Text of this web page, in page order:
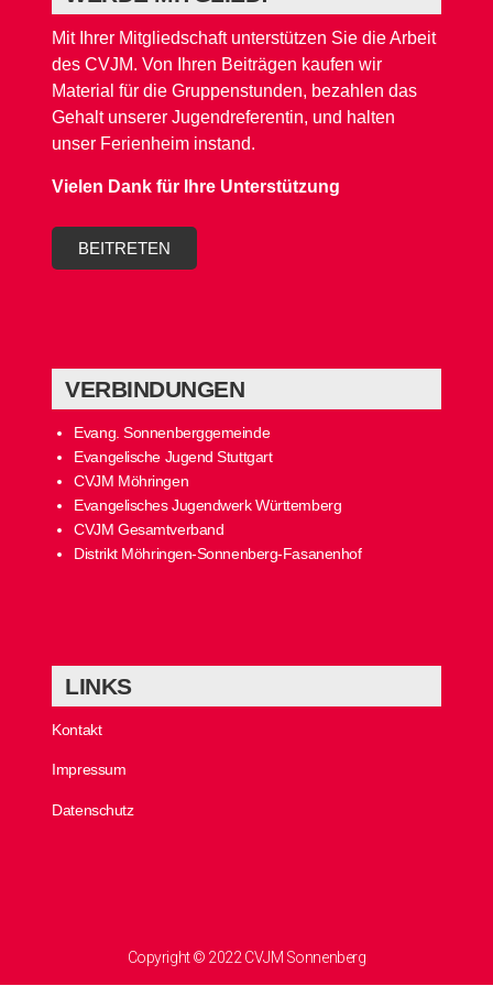
Mit Ihrer Mitgliedschaft unterstützen Sie die Arbeit
des CVJM. Von Ihren Beiträgen kaufen wir
Material für die Gruppenstunden, bezahlen das
Gehalt unserer Jugendreferentin, und halten
unser Ferienheim instand.
Vielen Dank für Ihre Unterstützung
BEITRETEN
VERBINDUNGEN
Evang. Sonnenberggemeinde
Evangelische Jugend Stuttgart
CVJM Möhringen
Evangelisches Jugendwerk Württemberg
CVJM Gesamtverband
Distrikt Möhringen-Sonnenberg-Fasanenhof
LINKS
Kontakt
Impressum
Datenschutz
Copyright © 2022 CVJM Sonnenberg